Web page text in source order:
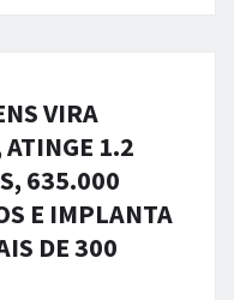
VIRA
1.2
635.000
E IMPLANTA
DE 300